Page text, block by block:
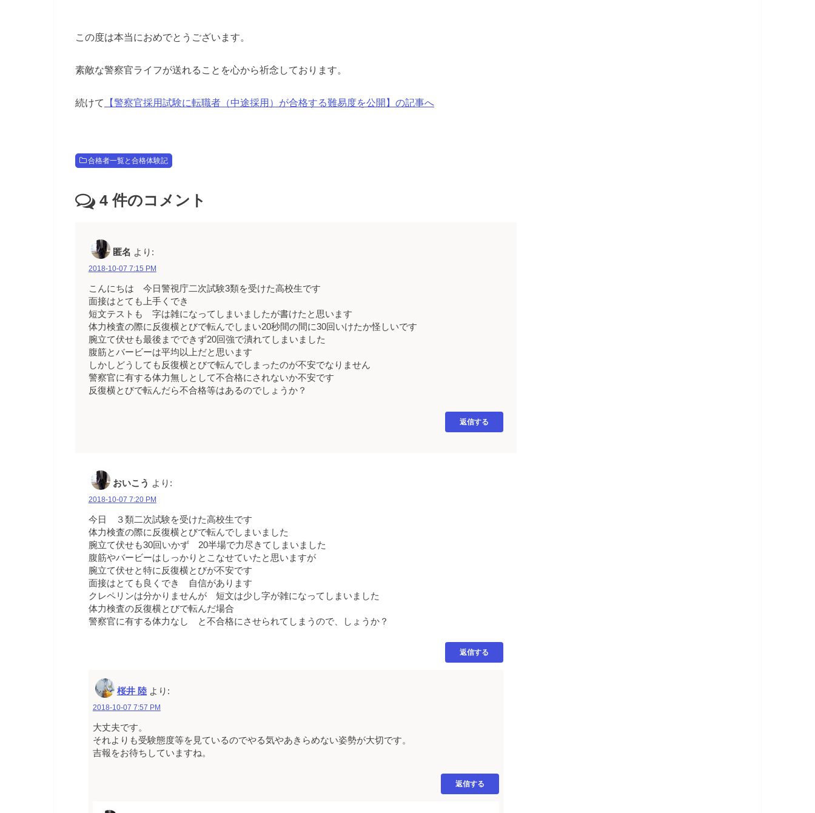
この度は本当におめでとうございます。
素敵な警察官ライフが送れることを心から祈念しております。
続けて 【警察官採用試験に転職者（中途採用）が合格する難易度を公開】の記事へ
合格者一覧と合格体験記
4 件のコメント
匿名 より:
2018-10-07 7:15 PM
こんにちは 今日警視庁二次試験3類を受けた高校生です
面接はとても上手くでき
短文テストも 字は雑になってしまいましたが書けたと思います
体力検査の際に反復横とびで転んでしまい20秒間の間に30回いけたか怪しいです
腕立て伏せも最後までできず20回強で潰れてしまいました
腹筋とバービーは平均以上だと思います
しかしどうしても反復横とびで転んでしまったのが不安でなりません
警察官に有する体力無しとして不合格にされないか不安です
反復横とびで転んだら不合格等はあるのでしょうか？
返信する
おいこう より:
2018-10-07 7:20 PM
今日 ３類二次試験を受けた高校生です
体力検査の際に反復横とびで転んでしまいました
腕立て伏せも30回いかず 20半場で力尽きてしまいました
腹筋やバービーはしっかりとこなせていたと思いますが
腕立て伏せと特に反復横とびが不安です
面接はとても良くでき 自信があります
クレペリンは分かりませんが 短文は少し字が雑になってしまいました
体力検査の反復横とびで転んだ場合
警察官に有する体力なし と不合格にさせられてしまうので、しょうか？
返信する
桜井 陸 より:
2018-10-07 7:57 PM
大丈夫です。
それよりも受験態度等を見ているのでやる気やあきらめない姿勢が大切です。
吉報をお待ちしていますね。
返信する